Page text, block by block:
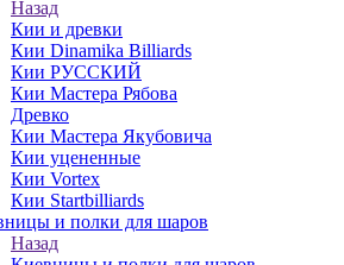
Назад
Кии и древки
Кии Dinamika Billiards
Кии РУССКИЙ
Кии Мастера Рябова
Древко
Кии Мастера Якубовича
Кии уцененные
Кии Vortex
Кии Startbilliards
и полки для шаров
Назад